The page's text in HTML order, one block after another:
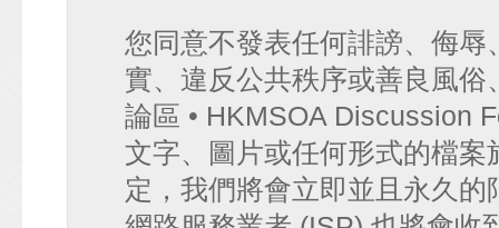
您同意不發表任何誹謗、侮
實、違反公共秩序或善良風
論區 • HKMSOA Discussion
文字、圖片或任何形式的檔
定，我們將會立即並且永久